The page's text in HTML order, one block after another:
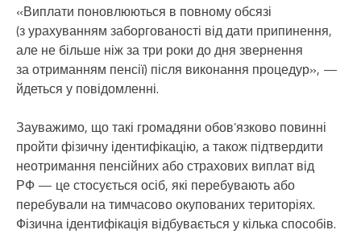
«Виплати поновлюються в повному обсязі
(з урахуванням заборгованості від дати припинення,
але не більше ніж за три роки до дня звернення
за отриманням пенсії) після виконання процедур», —
йдеться у повідомленні.
Зауважимо, що такі громадяни обов’язково повинні
пройти фізичну ідентифікацію, а також підтвердити
неотримання пенсійних або страхових виплат від
РФ — це стосується осіб, які перебувають або
перебували на тимчасово окупованих територіях.
Фізична ідентифікація відбувається у кілька способів.